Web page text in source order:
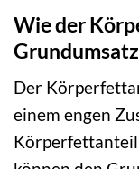
Wie der
Der
einem engen
Körperfettanteil